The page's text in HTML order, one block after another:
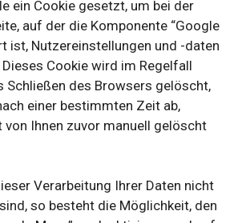
ein Cookie gesetzt, um bei der
auf der die Komponente “Google
ist, Nutzereinstellungen und -daten
Cookie wird im Regelfall
Schließen des Browsers gelöscht,
einer bestimmten Zeit ab,
Ihnen zuvor manuell gelöscht
Verarbeitung Ihrer Daten nicht
so besteht die Möglichkeit, den